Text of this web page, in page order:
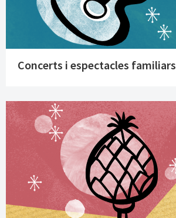
Concerts i espectacles familiars